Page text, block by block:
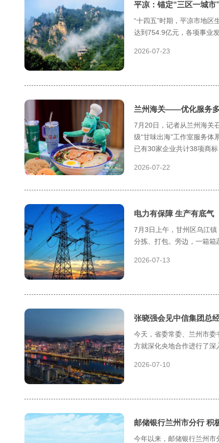
平凉：锚定“三区一城
“十四五”时期，平凉市地
达到754.9亿元，各项事业
2026-07-23
兰州海关——优化服务
7月20日，记者从兰州海关
级“甘味出海”工作室服务
已有30家企业共计38项商
2026-07-22
电力有保障 生产有底气
7月3日上午，甘州区乌江
分拣、打包。旁边，一箱
2026-07-13
张晓强会见中信集团总
今天，省委常委、兰州市
方就深化央地合作进行了深
2026-07-10
邮储银行兰州市分行 积
今年以来，邮储银行兰州